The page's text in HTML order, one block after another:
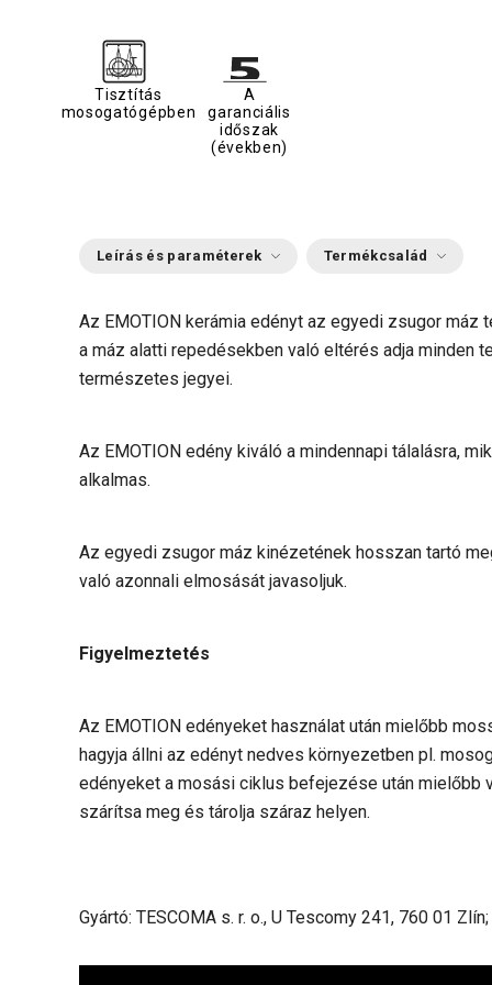
Tisztítás
mosogatógépben
A
garanciális
időszak
(években)
Leírás és paraméterek Termékcsalád
Az EMOTION kerámia edényt az egyedi zsugor
a máz alatti repedésekben való eltérés adja minden
természetes jegyei.
Az EMOTION edény kiváló a mindennapi tálalásra,
alkalmas.
Az egyedi zsugor máz kinézetének hosszan tartó
való azonnali elmosását javasoljuk.
Figyelmeztetés
Az EMOTION edényeket használat után mielőbb
hagyja állni az edényt nedves környezetben pl.
edényeket a mosási ciklus befejezése után mielőbb
szárítsa meg és tárolja száraz helyen.
Gyártó: TESCOMA s. r. o., U Tescomy 241, 760 01 Zlín;